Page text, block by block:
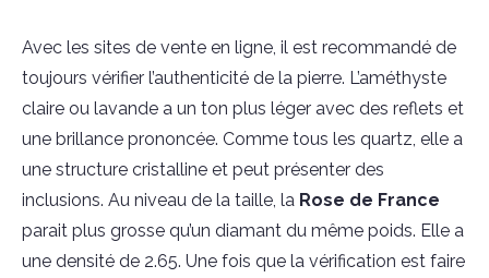
Avec les sites de vente en ligne, il est recommandé de
toujours vérifier l’authenticité de la pierre. L’améthyste
claire ou lavande a un ton plus léger avec des reflets et
une brillance prononcée. Comme tous les quartz, elle a
une structure cristalline et peut présenter des
inclusions. Au niveau de la taille, la Rose de France
parait plus grosse qu’un diamant du même poids. Elle a
une densité de 2.65. Une fois que la vérification est faire